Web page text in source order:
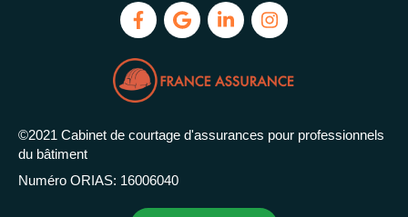
©2021 Cabinet de courtage d'assurances pour professionnels
du bâtiment
Numéro ORIAS: 16006040